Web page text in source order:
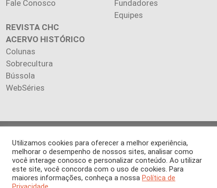
Fale Conosco
Fundadores
Equipes
REVISTA CHC
ACERVO HISTÓRICO
Colunas
Sobrecultura
Bússola
WebSéries
reservados.
Os artigos publicados na revista refletem exclusivamente a
opinião de seus autores.
É proibida a reprodução, integral ou parcial, do conteúdo (imagens
Utilizamos cookies para oferecer a melhor experiência,
melhorar o desempenho de nossos sites, analisar como
você interage conosco e personalizar conteúdo. Ao utilizar
este site, você concorda com o uso de cookies. Para
maiores informações, conheça a nossa Política de